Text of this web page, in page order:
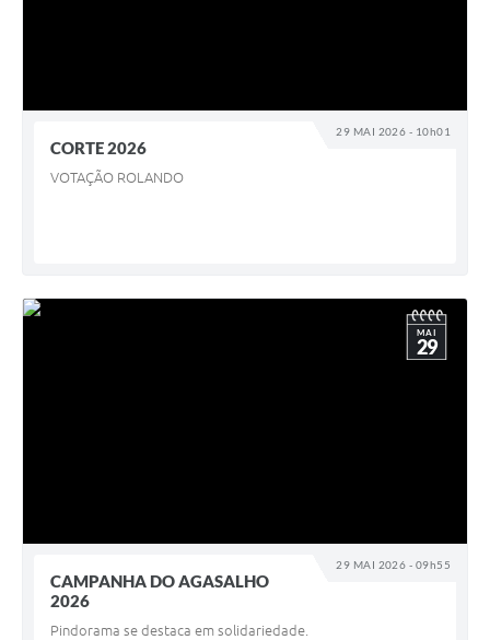
29 MAI 2026 - 10h01
CORTE 2026
VOTAÇÃO ROLANDO
29 MAI 2026 - 09h55
MAI
29
CAMPANHA DO AGASALHO
2026
Pindorama se destaca em solidariedade.